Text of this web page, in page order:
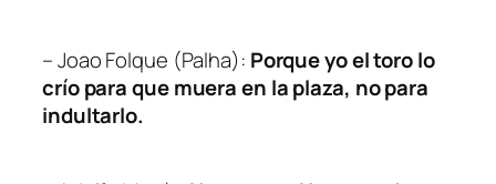
– Joao Folque (Palha): Porque yo el toro lo
crío para que muera en la plaza, no para
indultarlo.